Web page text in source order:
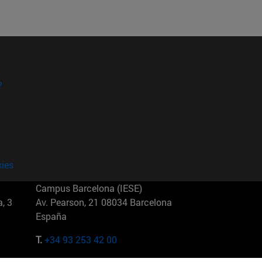
3
Campus Barcelona (IESE)
Av. Pearson, 21 08034 Barcelona
España
T.+34 93 253 42 00